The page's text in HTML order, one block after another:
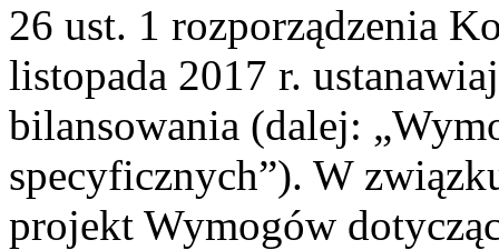
26 ust. 1 rozporządzenia
listopada 2017 r.
bilansowania (dalej:
specyficznych”). W
projekt Wymogów